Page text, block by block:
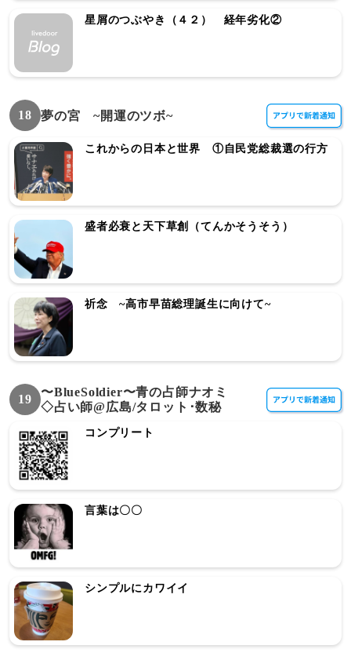
星屑のつぶやき（４２） 経年劣化②
18 夢の宮 ~開運のツボ~
これからの日本と世界 ①自民党総裁選の行方
盛者必衰と天下草創（てんかそうそう）
祈念 ~高市早苗総理誕生に向けて~
19
〜BlueSoldier〜青の占師ナオミ
◇占い師@広島/タロット･数秘
コンプリート
言葉は〇〇
シンプルにカワイイ